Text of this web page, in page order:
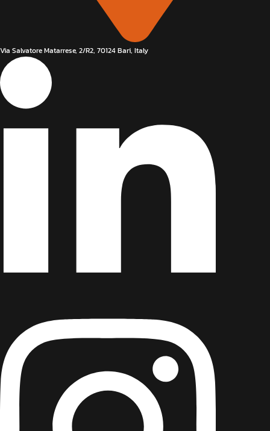
Via Salvatore Matarrese, 2/R2, 70124 Bari, Italy